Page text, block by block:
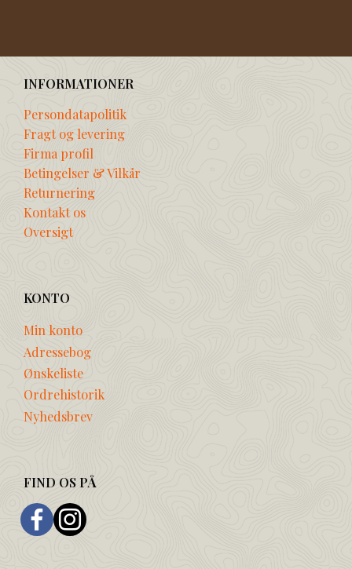
INFORMATIONER
Persondatapolitik
Fragt og levering
Firma profil
Betingelser & Vilkår
Returnering
Kontakt os
Oversigt
KONTO
Min konto
Adressebog
Ønskeliste
Ordrehistorik
Nyhedsbrev
FIND OS PÅ